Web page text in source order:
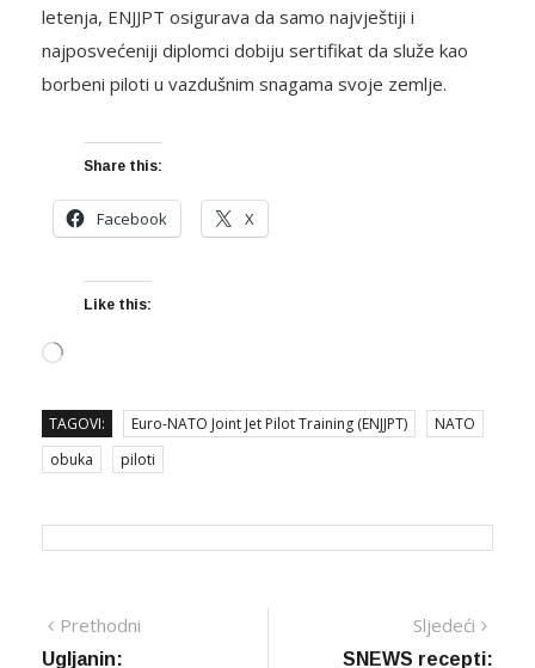
letenja, ENJJPT osigurava da samo najvještiji i
najposvećeniji diplomci dobiju sertifikat da služe kao
borbeni piloti u vazdušnim snagama svoje zemlje.
Share this:
Facebook X
Like this:
Loading…
TAGOVI: Euro-NATO Joint Jet Pilot Training (ENJJPT)
NATO
obuka
piloti
Navigacija
Prethodni
Ugljanin:
Sljedeći
SNEWS recepti: